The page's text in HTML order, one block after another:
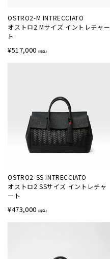
OSTRO2-M INTRECCIATO
オストロ2 Mサイズ イントレチャー
ト
¥517,000
OSTRO2-SS INTRECCIATO
オストロ2 SSサイズ イントレチャ
ート
¥473,000